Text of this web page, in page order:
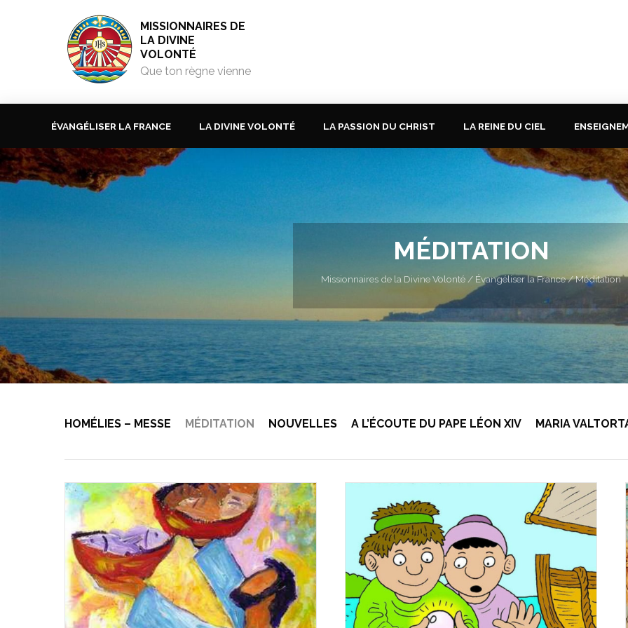
MISSIONNAIRES DE
LA DIVINE
VOLONTÉ
Que ton règne vienne
ÉVANGÉLISER LA FRANCE LA DIVINE VOLONTÉ LA PASSION DU CHRIST LA REINE DU CIEL
MÉDITATION
Missionnaires de la Divine Volonté / Évangéliser la France/ Méditation
HOMÉLIES – MESSE MÉDITATION NOUVELLES A L’ÉCOUTE DU PAPE LÉON XIV MARIA